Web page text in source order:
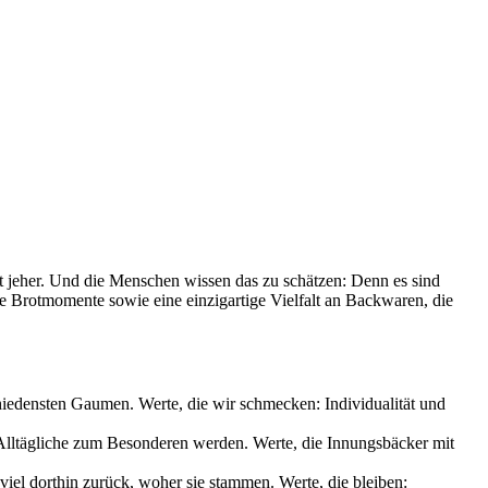
Und die Menschen wissen das zu schätzen: Denn es sind
sowie eine einzigartige Vielfalt an Backwaren, die
Gaumen. Werte, die wir schmecken: Individualität und
zum Besonderen werden. Werte, die Innungsbäcker mit
dorthin zurück, woher sie stammen. Werte, die bleiben: